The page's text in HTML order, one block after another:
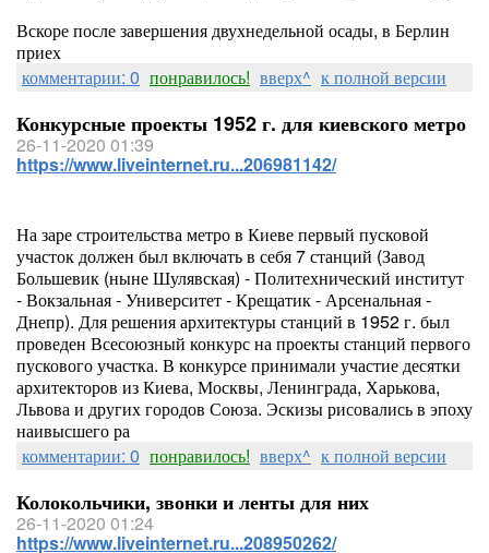
Вскоре после завершения двухнедельной осады, в Берлин
приех
комментарии: 0 понравилось! вверх^ к полной версии
Конкурсные проекты 1952 г. для киевского метро
26-11-2020 01:39
https://www.liveinternet.ru...206981142/
На заре строительства метро в Киеве первый пусковой
участок должен был включать в себя 7 станций (Завод
Большевик (ныне Шулявская) - Политехнический институт
- Вокзальная - Университет - Крещатик - Арсенальная -
Днепр). Для решения архитектуры станций в 1952 г. был
проведен Всесоюзный конкурс на проекты станций первого
пускового участка. В конкурсе принимали участие десятки
архитекторов из Киева, Москвы, Ленинграда, Харькова,
Львова и других городов Союза. Эскизы рисовались в эпоху
наивысшего ра
комментарии: 0 понравилось! вверх^ к полной версии
Колокольчики, звонки и ленты для них
26-11-2020 01:24
https://www.liveinternet.ru...208950262/